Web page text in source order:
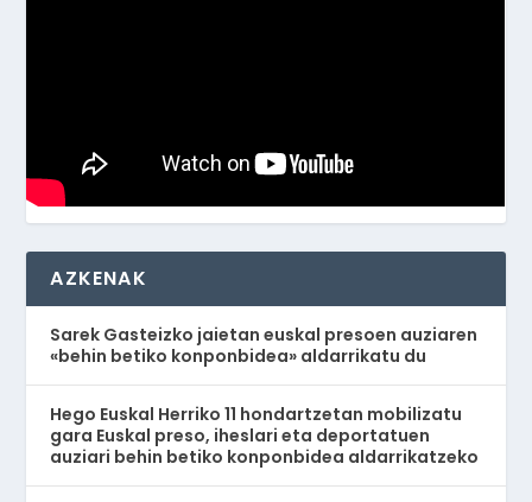
AZKENAK
Sarek Gasteizko jaietan euskal presoen auziaren
«behin betiko konponbidea» aldarrikatu du
Hego Euskal Herriko 11 hondartzetan mobilizatu
gara Euskal preso, iheslari eta deportatuen
auziari behin betiko konponbidea aldarrikatzeko